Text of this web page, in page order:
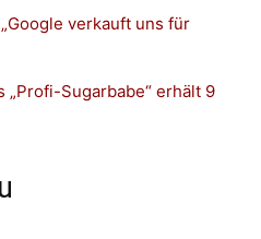
verkauft uns für
„Profi-Sugarbabe“ erhält 9